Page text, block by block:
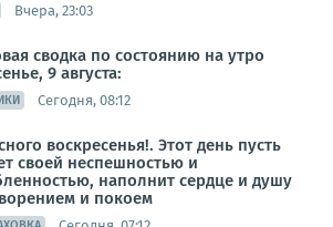
Вчера, 23:03
сводка по состоянию на утро
9 августа:
Сегодня, 08:12
воскресенья!. Этот день пусть
своей неспешностью и
наполнит сердце и душу
и покоем